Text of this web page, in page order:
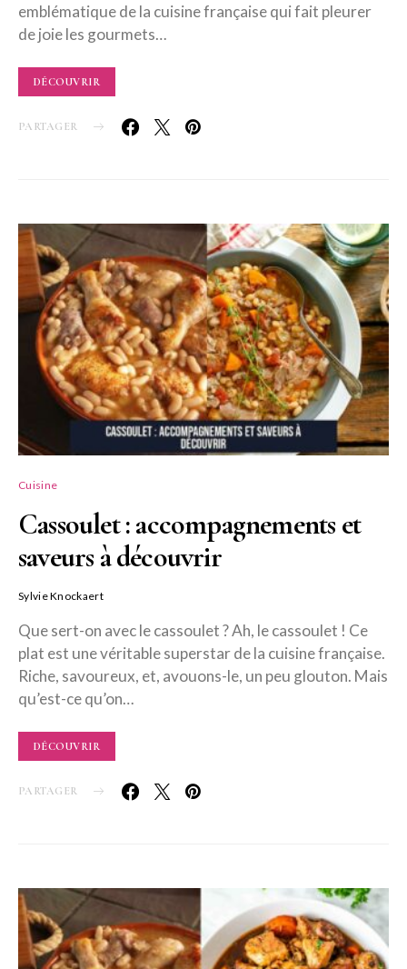
emblématique de la cuisine française qui fait pleurer
de joie les gourmets…
DÉCOUVRIR
PARTAGER
Cuisine
Cassoulet : accompagnements et
saveurs à découvrir
Sylvie Knockaert
Que sert-on avec le cassoulet ? Ah, le cassoulet ! Ce
plat est une véritable superstar de la cuisine française.
Riche, savoureux, et, avouons-le, un peu glouton. Mais
qu’est-ce qu’on…
DÉCOUVRIR
PARTAGER